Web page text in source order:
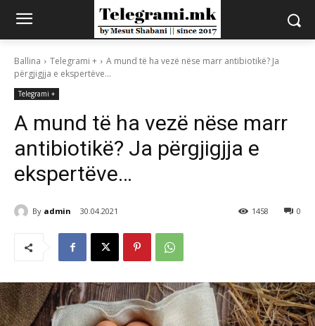
Ballina Telegrami +
A mund të ha vezë nëse marr antibiotikë? Ja
përgjigjja e ekspertëve…
Telegrami +
A mund të ha vezë nëse marr
antibiotikë? Ja përgjigjja e
ekspertëve…
By admin 30.04.2021 0
1458